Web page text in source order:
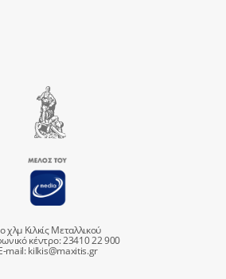
χλμ Κιλκίς Μεταλλικού
κέντρο: 23410 22 900
mail:kilkis@maxitis.gr